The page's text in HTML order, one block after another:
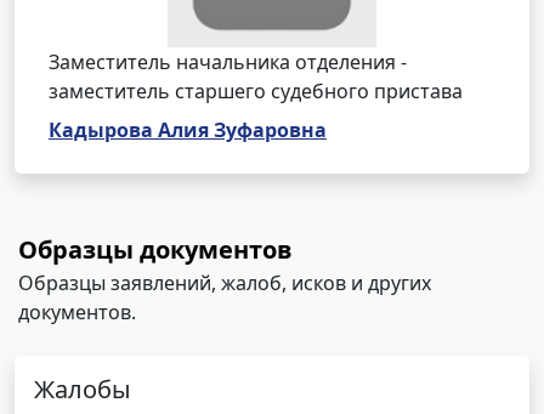
Заместитель начальника отделения -
заместитель старшего судебного пристава
Кадырова Алия Зуфаровна
Образцы документов
Образцы заявлений, жалоб, исков и других
документов.
Жалобы